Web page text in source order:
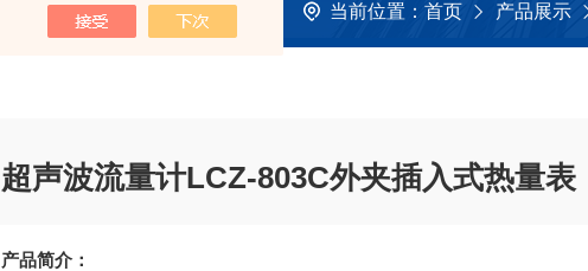
当前位置： 首页 产品展示
超声波流量计LCZ-803C外夹插入式热量表
产品简介：